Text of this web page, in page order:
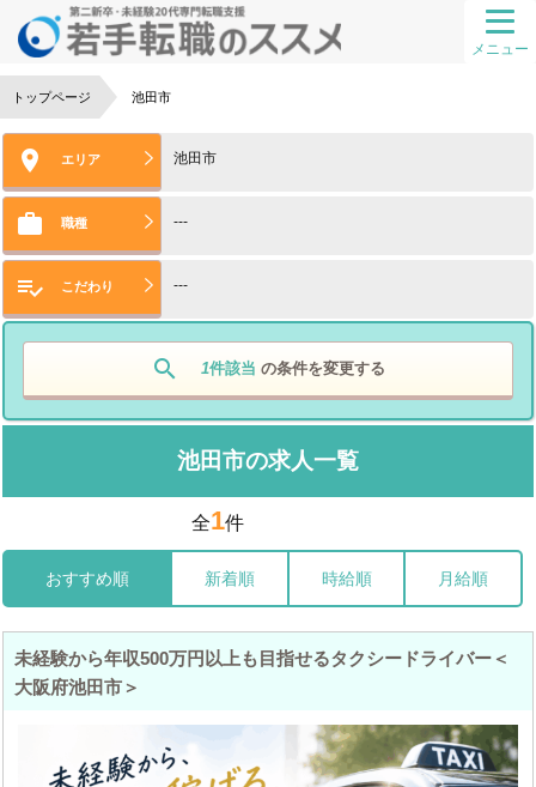
メニュー
トップページ 池田市
 エリア 池田市
 職種 ---
 こだわり ---
search 1件該当 の条件を変更する
池田市の求人一覧
全1件
おすすめ順 新着順 時給順 月給順
未経験から年収500万円以上も目指せるタクシードライバー＜
大阪府池田市＞